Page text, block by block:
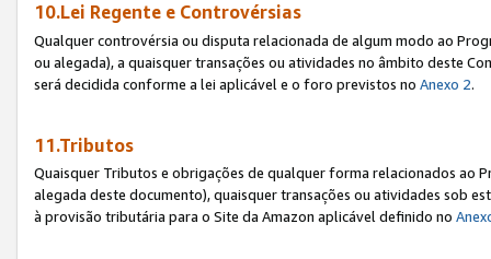
10.Lei Regente e Controvérsias
Qualquer controvérsia ou disputa relacionada de algum modo ao
ou alegada), a quaisquer transações ou atividades no âmbito deste
será decidida conforme a lei aplicável e o foro previstos no Anexo 2.
11.Tributos
Quaisquer Tributos e obrigações de qualquer forma relacionados ao
alegada deste documento), quaisquer transações ou atividades sob
à provisão tributária para o Site da Amazon aplicável definido no